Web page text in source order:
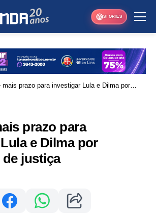
STORIES
mais prazo para investigar Lula e Dilma por
prazo para
e Dilma por
justiça